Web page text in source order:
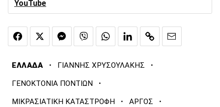
YouTube
ΕΛΛΑΔΑ · ΓΙΑΝΝΗΣ ΧΡΥΣΟΥΛΑΚΗΣ ·
ΓΕΝΟΚΤΟΝΙΑ ΠΟΝΤΙΩΝ ·
ΜΙΚΡΑΣΙΑΤΙΚΗ ΚΑΤΑΣΤΡΟΦΗ · ΑΡΓΟΣ ·